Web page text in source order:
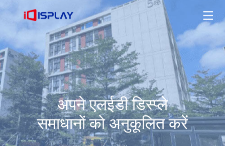
अपने एलईडी डिस्प्ले
समाधानों को अनुकूलित करें
अपने एलईडी डिस्प्ले समाधानों को अनुकूलित करें
और खोजें